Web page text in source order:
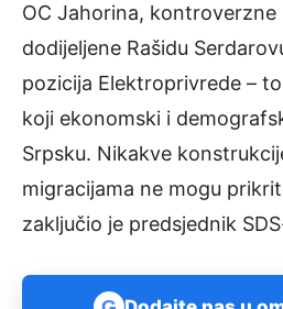
OC Jahorina, kontroverzne
dodijeljene Rašidu
pozicija Elektroprivrede –
koji ekonomski i
Srpsku. Nikakve
migracijama ne mogu
zaključio je predsjednik